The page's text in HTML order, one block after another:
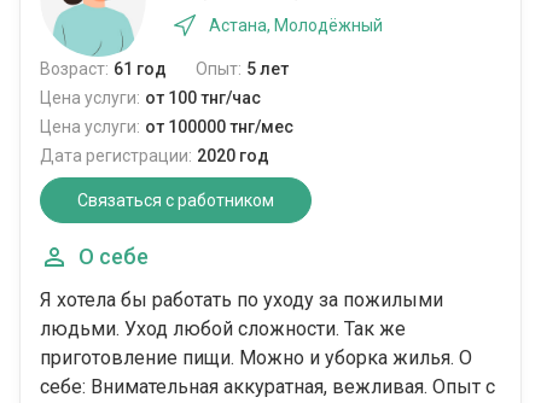
Астана, Молодёжный
Возраст: 61 год Опыт: 5 лет
Цена услуги: от 100 тнг/час
Цена услуги: от 100000 тнг/мес
Дата регистрации: 2020 год
Связаться с работником
О себе
Я хотела бы работать по уходу за пожилыми
людьми. Уход любой сложности. Так же
приготовление пищи. Можно и уборка жилья. О
себе: Внимательная аккуратная, вежливая. Опыт с